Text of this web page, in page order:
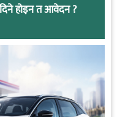
होइन त आवेदन ?